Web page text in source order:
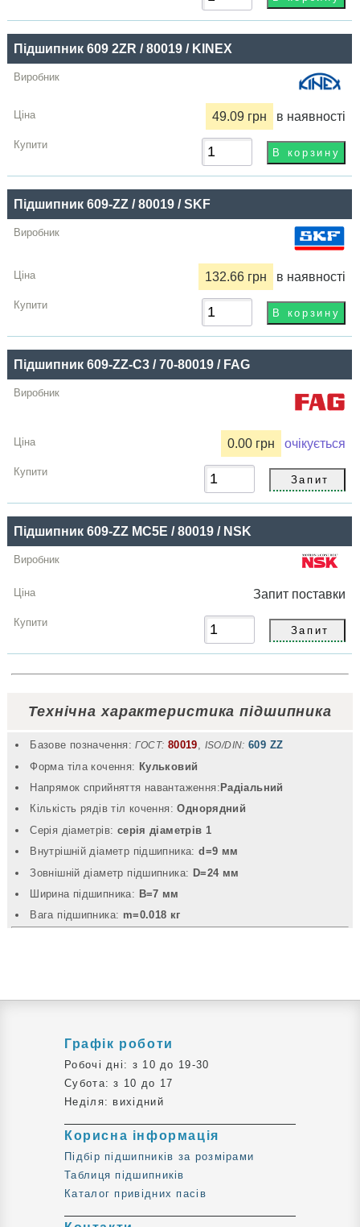
Підшипник 609 2ZR / 80019 / KINEX
49.09 грн в наявності
Підшипник 609-ZZ / 80019 / SKF
132.66 грн в наявності
Підшипник 609-ZZ-C3 / 70-80019 / FAG
0.00 грн очікується
Підшипник 609-ZZ MC5E / 80019 / NSK
Запит поставки
Технічна характеристика підшипника
Базове позначення: ГОСТ: 80019, ISO/DIN: 609 ZZ
Форма тіла кочення: Кульковий
Напрямок сприйняття навантаження: Радіальний
Кількість рядів тіл кочення:Однорядний
Серія діаметрів: серія діаметрів 1
Внутрішній діаметр підшипника:d=9 мм
Зовнішній діаметр підшипника: D=24 мм
Ширина підшипника: B=7 мм
Вага підшипника: m=0.018 кг
Графік роботи
Робочі дні: з 10 до 19-30
Субота: з 10 до 17
Неділя: вихідний
Корисна інформація
Підбір підшипників за розмірами
Таблиця підшипників
Каталог привідних пасів